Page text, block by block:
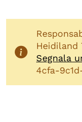
Heidiland
Segnala
4cfa-